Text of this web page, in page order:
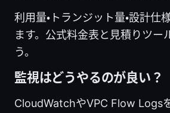
利用量・トランジット量・設計仕
ます。公式料金表と見積りツー
う。
監視はどうやるのが良い？
CloudWatchやVPC Flow Logs